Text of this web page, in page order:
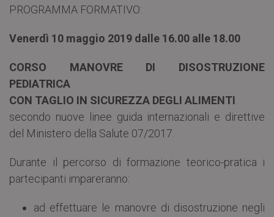
PROGRAMMA FORMATIVO:
Venerdì 10 maggio 2019 dalle 16.00 alle 18.00
CORSO MANOVRE DI DISOSTRUZIONE
PEDIATRICA
CON TAGLIO IN SICUREZZA DEGLI ALIMENTI
secondo nuove linee guida internazionali e direttive
del Ministero della Salute 07/2017.
Durante il percorso di formazione teorico-pratica i
partecipanti impareranno:
ad effettuare le manovre di disostruzione negli